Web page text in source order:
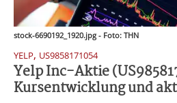
stock-6690192_1920.jpg - Foto: THN
YELP, US9858171054
Yelp Inc-Aktie
Kursentwicklung und